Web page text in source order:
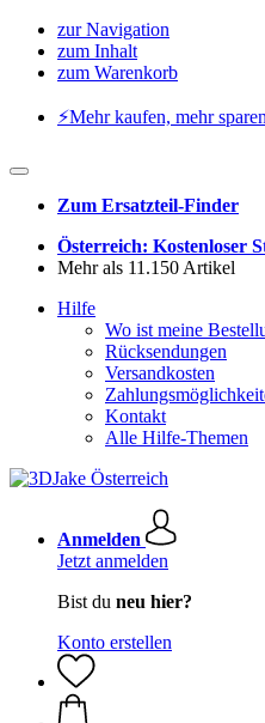
zur Navigation
zum Inhalt
zum Warenkorb
⚡️Mehr kaufen, mehr
Zum Ersatzteil-Finder
Österreich: Kostenloser
Mehr als 11.150 Artikel
Hilfe
Wo ist meine
Rücksendungen
Versandkosten
Kontakt
Alle Hilfe-Themen
Anmelden
Jetzt anmelden
Bist du neu hier?
Konto erstellen